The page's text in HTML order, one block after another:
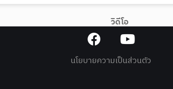
วิดีโอ
นโยบายความเป็นส่วนตัว